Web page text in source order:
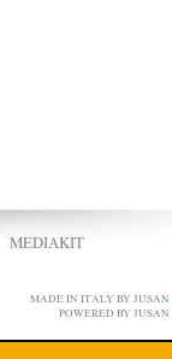
MEDIAKIT
MADE IN ITALY BY JUSAN
POWERED BY JUSAN